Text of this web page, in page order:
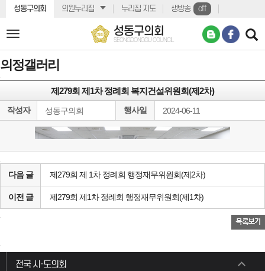
본문바로가기
성동구의회 의원누리집 누리집 지도 생방송 off
성동구의회
SEONGDONGGU COUNCIL
전
뉴
의정갤러리
제279회 제1차 정례회 복지건설위원회(제2차)
작성자 성동구의회 행사일 2024-06-11
다음 글 제279회 제 1차 정례회 행정재무위원회(제2차)
이전 글 제279회 제1차 정례회 행정재무위원회(제1차)
전국 시·도의회